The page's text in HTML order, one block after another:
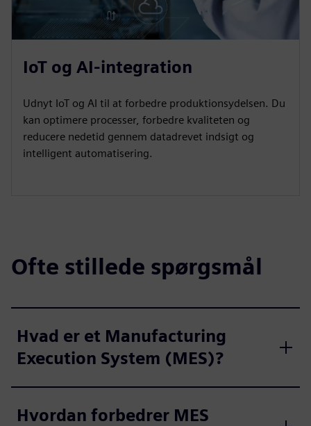
IoT og AI-integration
Udnyt IoT og AI til at forbedre produktionsydelsen. Du
kan optimere processer, forbedre kvaliteten og
reducere nedetid gennem datadrevet indsigt og
intelligent automatisering.
Ofte stillede spørgsmål
Hvad er et Manufacturing
Execution System (MES)?
Hvordan forbedrer MES